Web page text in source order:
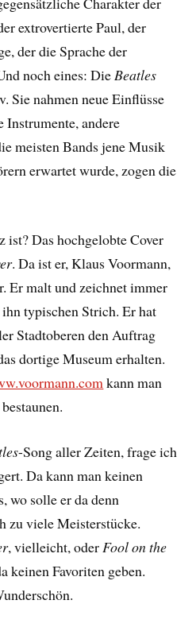
extrovertierte Paul, der
der die Sprache der
noch eines: DieBeatles
Sie nahmen neue Einflüsse
andere
meisten Bands jene Musik
erwartet wurde, zogen die
ist? Das hochgelobte Cover
. Da ist er, Klaus Voormann,
Er malt und zeichnet immer
typischen Strich. Er hat
Stadtoberen den Auftrag
dortige Museum erhalten.
kann man
-Song aller Zeiten, frage ich
Da kann man keinen
wo solle er da denn
zu viele Meisterstücke.
, vielleicht, oderFool on the
keinen Favoriten geben.